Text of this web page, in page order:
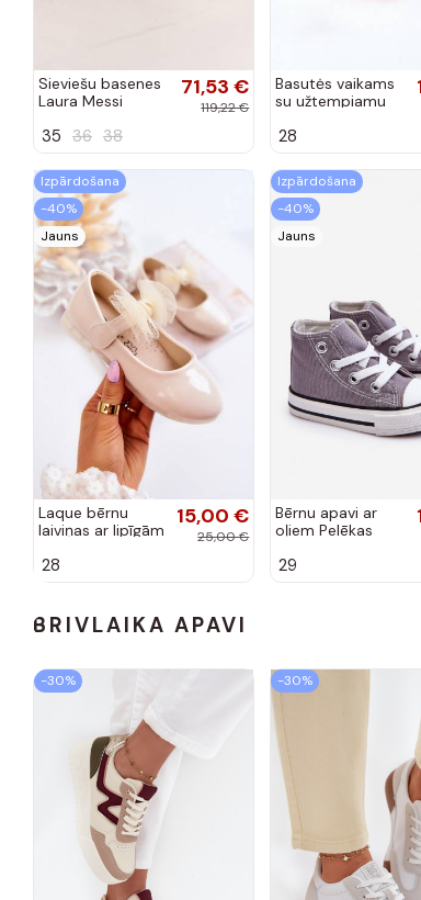
Sieviešu basenes
Laura Messi
71,53 €
119,22 €
35 36 38
Basutės vaikams
su užtempiamu
spalvos
28
Izpārdošana
-40%
Jauns
Laque bērnu
laiviņas ar lipīgām
Ziloņkaula krāsas
15,00 €
25,00 €
28
Izpārdošana
-40%
Jauns
Bērnu apavi ar
oļiem Pelēkas
29
BRĪVLAIKĀ APAVI
-30% -30%